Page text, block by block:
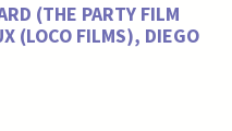
(THE PARTY FILM
(LOCO FILMS), DIEGO